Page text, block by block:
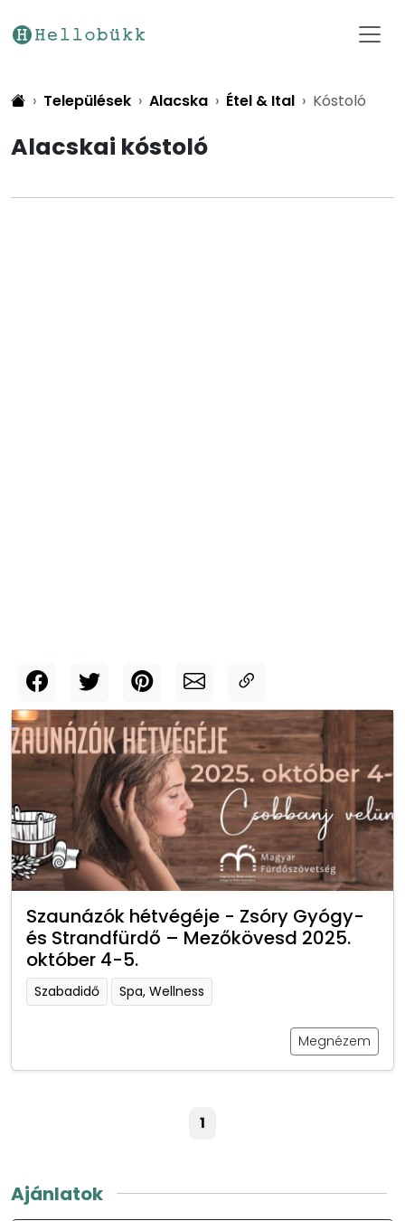
Települések Alacska Étel & Ital Kóstoló
Alacskai kóstoló
Szaunázók hétvégéje - Zsóry Gyógy-
és Strandfürdő – Mezőkövesd 2025.
október 4-5.
Szabadidő Spa, Wellness
Megnézem
1
Ajánlatok